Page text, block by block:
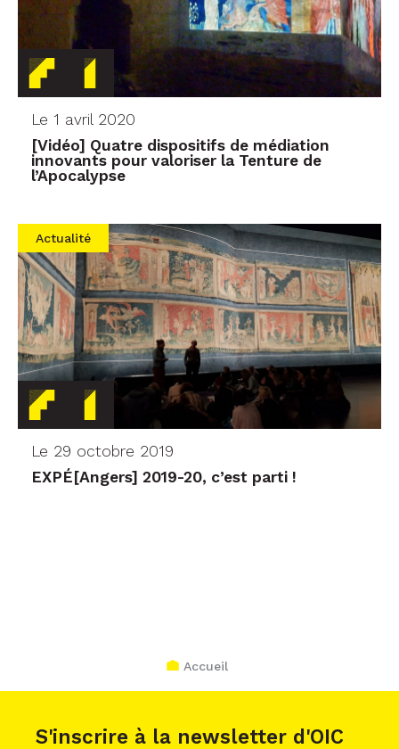
Le 1 avril 2020
[Vidéo] Quatre dispositifs de médiation
innovants pour valoriser la Tenture de
l’Apocalypse
Actualité
Le 29 octobre 2019
EXPÉ[Angers] 2019-20, c’est parti !
Accueil
S'inscrire à la newsletter d'OIC